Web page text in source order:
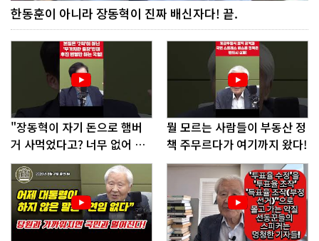
한동훈이 아니라 장동혁이 진짜 배신자다! 끝.
"장동혁이 자기 돈으로 햄버
거 사먹었다고? 너무 없어 보
인다"
뭘 모르는 사람들이 부동산 정
책 주무르다가 여기까지 왔다!